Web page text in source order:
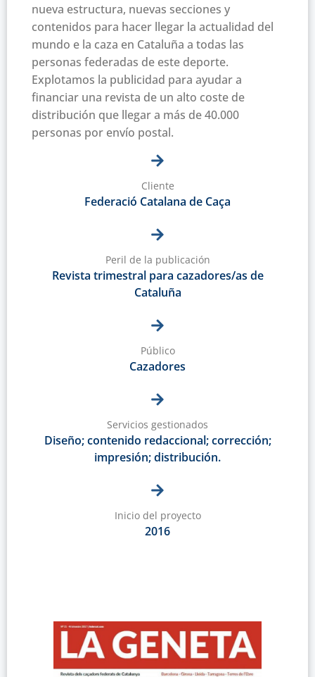
nueva estructura, nuevas secciones y
contenidos para hacer llegar la actualidad del
mundo e la caza en Cataluña a todas las
personas federadas de este deporte.
Explotamos la publicidad para ayudar a
financiar una revista de un alto coste de
distribución que llegar a más de 40.000
personas por envío postal.
Cliente
Federació Catalana de Caça
Peril de la publicación
Revista trimestral para cazadores/as de
Cataluña
Público
Cazadores
Servicios gestionados
Diseño; contenido redaccional; corrección;
impresión; distribución.
Inicio del proyecto
2016